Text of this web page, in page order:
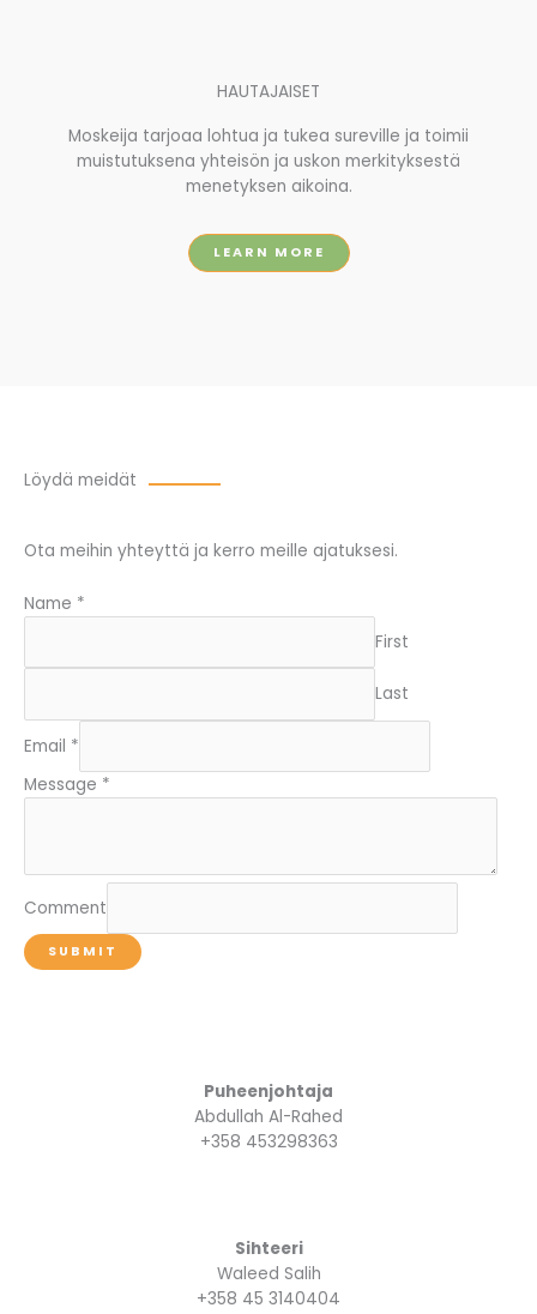
HAUTAJAISET
Moskeija tarjoaa lohtua ja tukea sureville ja toimii
muistutuksena yhteisön ja uskon merkityksestä
menetyksen aikoina.
LEARN MORE
Löydä meidät
Ota meihin yhteyttä ja kerro meille ajatuksesi.
Name *
First
Last
Email *
Message *
Comment
SUBMIT
Puheenjohtaja
Abdullah Al-Rahed
+358 453298363
Sihteeri
Waleed Salih
+358 45 3140404